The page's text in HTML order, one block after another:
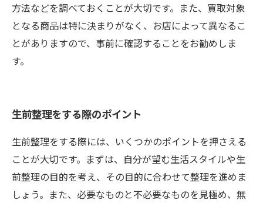
方法などを調べておくことが大切です。また、買取対象
となる商品は特に決まりがなく、お店によって異なるこ
とがありますので、事前に確認することをお勧めしま
す。
生前整理をする際のポイント
生前整理をする際には、いくつかのポイントを押さえる
ことが大切です。まずは、自分が望む生活スタイルや生
前整理の目的を考え、その目的に合わせて整理を進めま
しょう。また、必要なものと不必要なものを見極め、無